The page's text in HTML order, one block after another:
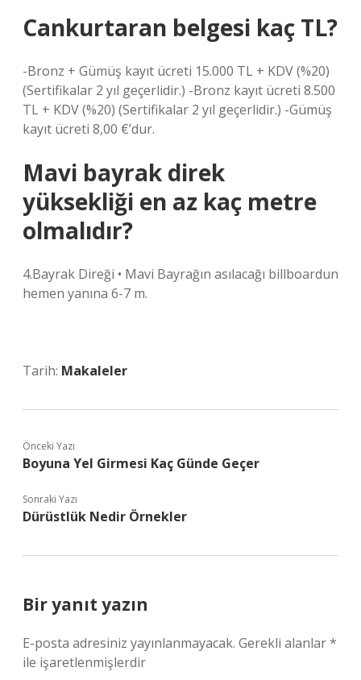
Cankurtaran belgesi kaç TL?
-Bronz + Gümüş kayıt ücreti 15.000 TL + KDV (%20)
(Sertifikalar 2 yıl geçerlidir.) -Bronz kayıt ücreti 8.500
TL + KDV (%20) (Sertifikalar 2 yıl geçerlidir.) -Gümüş
kayıt ücreti 8,00 €’dur.
Mavi bayrak direk
yüksekliği en az kaç metre
olmalıdır?
4.Bayrak Direği • Mavi Bayrağın asılacağı billboardun
hemen yanına 6-7 m.
Tarih: Makaleler
Önceki Yazı
Boyuna Yel Girmesi Kaç Günde Geçer
Sonraki Yazı
Dürüstlük Nedir Örnekler
Bir yanıt yazın
E-posta adresiniz yayınlanmayacak. Gerekli alanlar*
ile işaretlenmişlerdir